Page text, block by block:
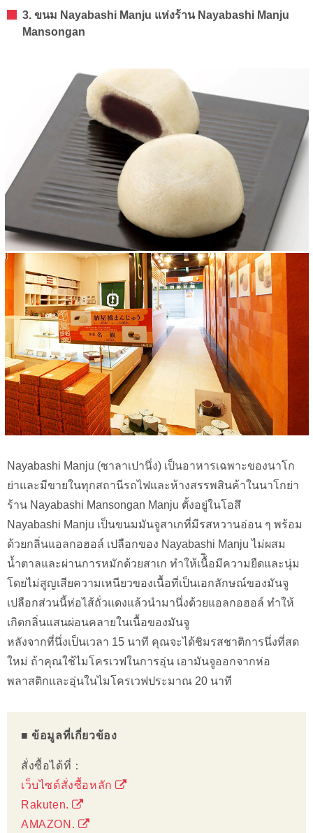
3. ขนม Nayabashi Manju แห่งร้าน Nayabashi Manju
Mansongan
Nayabashi Manju (ซาลาเปานึ่ง) เป็นอาหารเฉพาะของนาโก
ย่าและมีขายในทุกสถานีรถไฟและห้างสรรพสินค้าในนาโกย่า
ร้าน Nayabashi Mansongan Manju ตั้งอยู่ในโอสึ
Nayabashi Manju เป็นขนมมันจูสาเกที่มีรสหวานอ่อน ๆ พร้อม
ด้วยกลิ่นแอลกอฮอล์ เปลือกของ Nayabashi Manju ไม่ผสม
น้ำตาลและผ่านการหมักด้วยสาเก ทำให้เนื้ิอมีความยืดและนุ่ม
โดยไม่สูญเสียความเหนียวของเนื้อที่เป็นเอกลักษณ์ของมันจู
เปลือกส่วนนี้ห่อไส้ถั่วแดงแล้วนำมานึ่งด้วยแอลกอฮอล์ ทำให้
เกิดกลิ่นแสนผ่อนคลายในเนื้อของมันจู
หลังจากที่นึ่งเป็นเวลา 15 นาที คุณจะได้ชิมรสชาติการนึ่งที่สด
ใหม่ ถ้าคุณใช้ไมโครเวฟในการอุ่น เอามันจูออกจากห่อ
พลาสติกและอุ่นในไมโครเวฟประมาณ 20 นาที
■ ข้อมูลที่เกี่ยวข้อง
สั่งซื้อได้ที่：
เว็บไซต์สั่งซื้อหลัก
Rakuten.
AMAZON.